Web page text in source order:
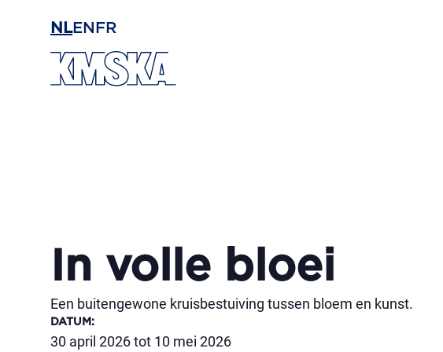
NLEN FR
In volle bloei
Een buitengewone kruisbestuiving tussen bloem en kunst.
DATUM :
30 april 2026 tot 10 mei 2026